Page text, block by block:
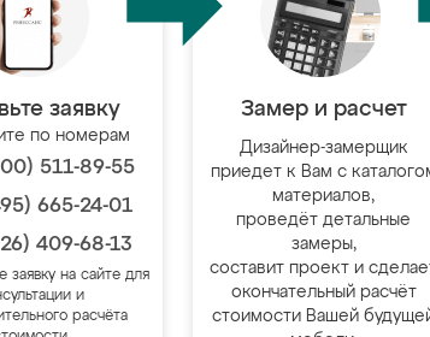
заявку
по номерам
511-89-55
665-24-01
409-68-13
заявку на сайте для
и
расчёта
Замер и расчет
Дизайнер-замерщик
приедет к Вам с
материалов,
проведёт детальные
замеры,
составит проект и
окончательный расчёт
стоимости Вашей